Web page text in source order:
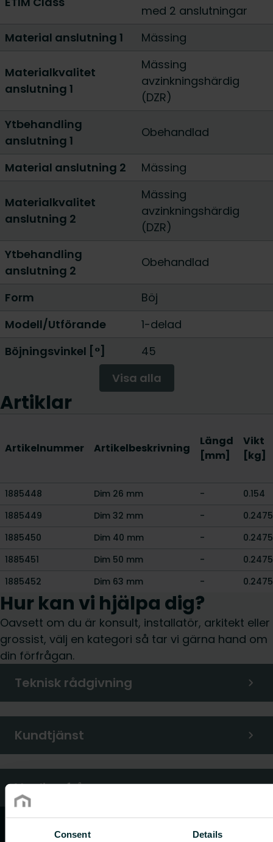
Consent Details
med 2 anslutningar
Material anslutning 1
Mässing
Materialkvalitet
anslutning 1
Mässing
avzinkningshärdig
(DZR)
Ytbehandling
anslutning 1
Obehandlad
Material anslutning 2 Mässing
Materialkvalitet
anslutning 2
Mässing
avzinkningshärdig
(DZR)
Ytbehandling
anslutning 2
Obehandlad
Form
Böj
Modell/Utförande
1-delad
Böjningsvinkel [°]
45
Visa alla
Artiklar
Artikelnummer Artikelbeskrivning
Längd
[mm]
Vikt
[kg]
1885448 Dim 26 mm -
0.154
1885449
Dim 32 mm -
0.2475
1885450
Dim 40 mm -
0.2475
1885451
Dim 50 mm -
0.2475
1885452
Dim 63 mm - 0.2475
Hur kan vi hjälpa dig?
Oavsett om du är konsult, installatör, arkitekt eller
grossist, välj en kategori så tar vi gärna hand om
din förfrågan.
Teknisk rådgivning
Kundtjänst
Vanliga frågor